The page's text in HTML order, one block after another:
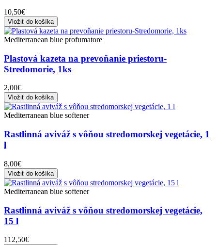
10,50€
Vložiť do košíka
Mediterranean blue profumatore
Plastová kazeta na prevoňanie priestoru-
Stredomorie, 1ks
2,00€
Vložiť do košíka
Mediterranean blue softener
Rastlinná aviváž s vôňou stredomorskej vegetácie, 1
l
8,00€
Vložiť do košíka
Mediterranean blue softener
Rastlinná aviváž s vôňou stredomorskej vegetácie,
15 l
112,50€